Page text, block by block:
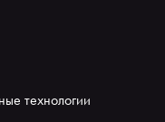
технологии